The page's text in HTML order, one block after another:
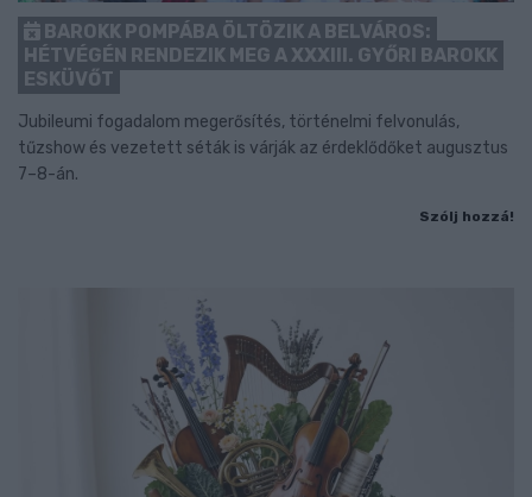
BAROKK POMPÁBA ÖLTÖZIK A BELVÁROS:
HÉTVÉGÉN RENDEZIK MEG A XXXIII. GYŐRI BAROKK
ESKÜVŐT
Jubileumi fogadalom megerősítés, történelmi felvonulás,
tűzshow és vezetett séták is várják az érdeklődőket augusztus
7–8-án.
Szólj hozzá!